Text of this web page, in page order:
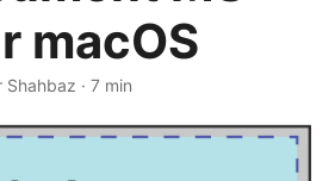
macOS
Shahbaz · 7 min